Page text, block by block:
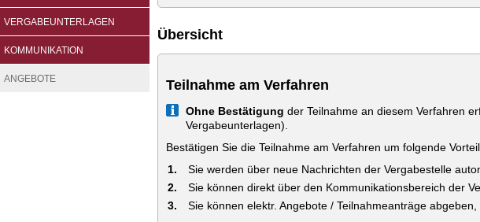
VERGABEUNTERLAGEN
KOMMUNIKATION
ANGEBOTE
Übersicht
Teilnahme am Verfahren
Info
Ohne Bestätigung der Teilnahme an diesem Verfahren
Vergabeunterlagen).
Bestätigen Sie die Teilnahme am Verfahren um folgende
Sie werden über neue Nachrichten der Vergabestelle
Sie können direkt über den Kommunikationsbereich der
Sie können elektr. Angebote / Teilnahmeanträge